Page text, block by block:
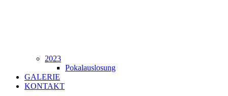
2023
Pokalauslosung
GALERIE
KONTAKT